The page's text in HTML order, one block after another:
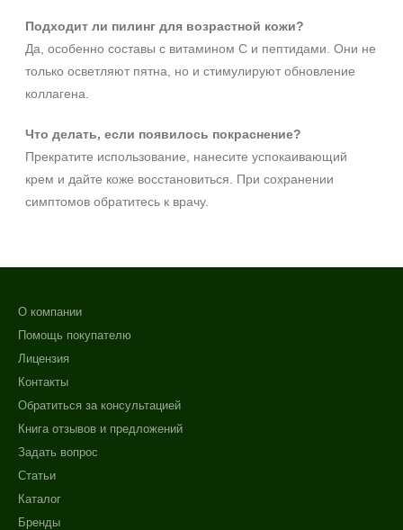
Подходит ли пилинг для возрастной кожи?
Да, особенно составы с витамином С и пептидами. Они не
только осветляют пятна, но и стимулируют обновление
коллагена.
Что делать, если появилось покраснение?
Прекратите использование, нанесите успокаивающий
крем и дайте коже восстановиться. При сохранении
симптомов обратитесь к врачу.
О компании
Помощь покупателю
Лицензия
Контакты
Обратиться за консультацией
Книга отзывов и предложений
Задать вопрос
Статьи
Каталог
Бренды